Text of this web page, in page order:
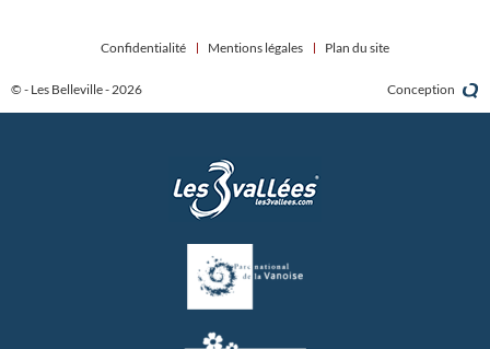
© - Les Belleville - 2026
Confidentialité Mentions légales Plan du site
Conception